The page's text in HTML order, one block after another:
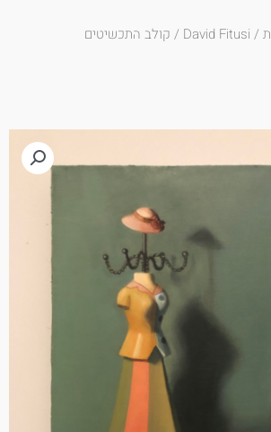
/
David Fitusi/ קולב התכשיטים